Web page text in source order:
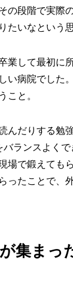
の段階で実際
たいなという
業して最初に
い病院でした
こと。
んだりする勉
ランスよく
場で鍛えても
ったことで、
集まっ